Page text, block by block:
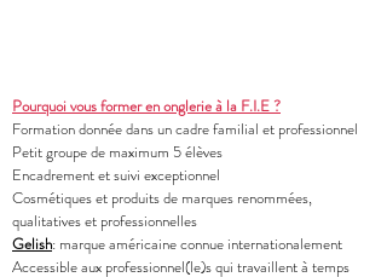
Pourquoi vous former en onglerie à la F.I.E ?
Formation donnée dans un cadre familial et professionnel
Petit groupe de maximum 5 élèves
Encadrement et suivi exceptionnel
Cosmétiques et produits de marques renommées,
qualitatives et professionnelles ​
Gelish: marque américaine connue internationalement
Accessible aux professionnel(le)s qui travaillent à temps